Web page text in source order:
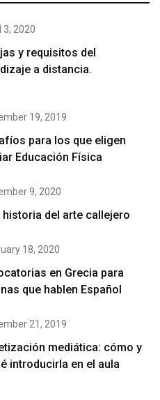
3, 2020
y requisitos del
a distancia.
19, 2019
para los que eligen
Educación Física
9, 2020
historia del arte callejero
18, 2020
en Grecia para
que hablen Español
21, 2019
mediática: cómo y
introducirla en el aula